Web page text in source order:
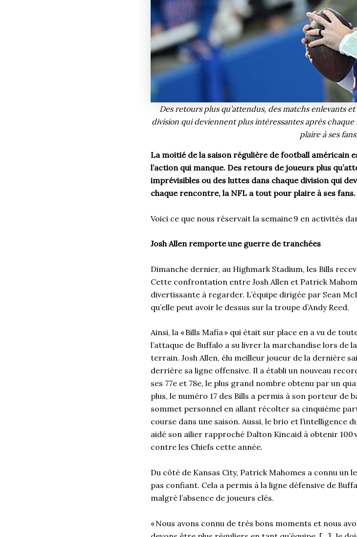
Des retours plus qu’attendus, des matchs enlevants
division qui deviennent plus intéressantes après
plaire à ses fans.
La moitié de la saison régulière de football américain
l’action qui manque. Des retours de joueurs plus
imprévisibles ou des luttes dans chaque division qui
chaque rencontre, la NFL a tout pour plaire à ses fans.
Voici ce que nous réservait la semaine 9 en activités
Josh Allen remporte une guerre de tranchées
Dimanche dernier, au Highmark Stadium, les Bills
Cette confrontation entre Josh Allen et Patrick
divertissante à regarder. L’équipe dirigée par Sean
qu’elle peut avoir le dessus sur la troupe d’Andy Reed.
Ainsi, la « Bills Mafia » qui était sur place en a vu de
l’attaque de Buffalo a su livrer la marchandise lors de
terrain. Josh Allen, élu meilleur joueur de la dernière
derrière sa ligne offensive. Il a établi un nouveau
ses 77e et 78e, le plus grand nombre obtenu par un
plus, le numéro 17 des Bills a permis à son porteur de
sommet personnel en allant récolter sa cinquième
course dans une saison. Aussi, le brio et
aidé son ailier rapproché Dalton Kincaid à obtenir
contre les Chiefs cette année.
Du côté de Kansas City, Patrick Mahomes a connu
pas confiant. Cela a permis à la ligne défensive de
malgré l’absence de joueurs clés.
« Nous avons connu de très bons moments et nous